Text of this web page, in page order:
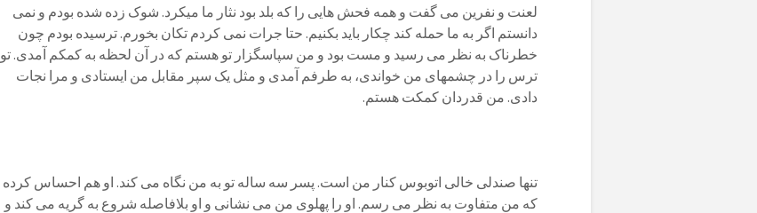
لعنت و نفرین می گفت و همه فحش هایی را که بلد بود نثار ما میکرد. شوک زده شده بودم و نمی
دانستم اگر به ما حمله کند چکار باید بکنیم. حتا جرات نمی کردم تکان بخورم. ترسیده بودم چون
خطرناک به نظر می رسید و مست بود و من سپاسگزار تو هستم که در آن لحظه به کمکم آمدی. تو
ترس را در چشمهای من خواندی، به طرفم آمدی و مثل یک سپر مقابل من ایستادی و مرا نجات
دادی. من قدردان کمکت هستم.
تنها صندلی خالی اتوبوس کنار من است. پسر سه ساله تو به من نگاه می کند. او هم احساس کرده
که من متفاوت به نظر می رسم. او را پهلوی من می نشانی و او بلافاصله شروع به گریه می کند و